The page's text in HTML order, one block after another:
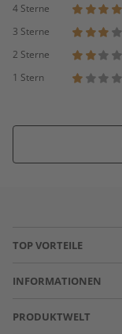
4 Sterne
3 Sterne
2 Sterne
1 Stern
TOP VORTEILE
INFORMATIONEN
PRODUKTWELT